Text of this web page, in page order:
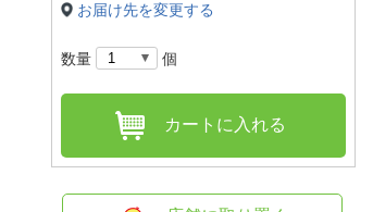
お届け先を変更する
数量 個
カートに入れる